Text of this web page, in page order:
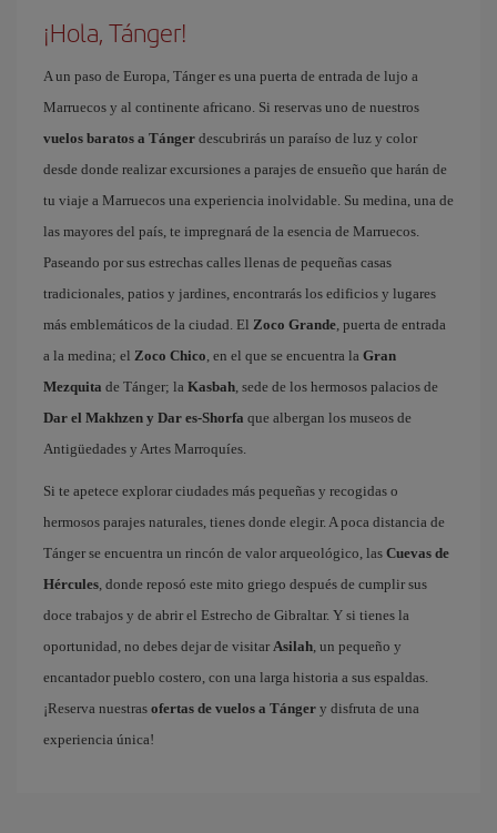
¡Hola, Tánger!
A un paso de Europa, Tánger es una puerta de entrada de lujo a
Marruecos y al continente africano. Si reservas uno de nuestros
vuelos baratos a Tánger descubrirás un paraíso de luz y color
desde donde realizar excursiones a parajes de ensueño que harán de
tu viaje a Marruecos una experiencia inolvidable. Su medina, una de
las mayores del país, te impregnará de la esencia de Marruecos.
Paseando por sus estrechas calles llenas de pequeñas casas
tradicionales, patios y jardines, encontrarás los edificios y lugares
más emblemáticos de la ciudad. El Zoco Grande, puerta de entrada
a la medina; el Zoco Chico, en el que se encuentra la Gran
Mezquita de Tánger; la Kasbah, sede de los hermosos palacios de
Dar el Makhzen y Dar es-Shorfa que albergan los museos de
Antigüedades y Artes Marroquíes.
Si te apetece explorar ciudades más pequeñas y recogidas o
hermosos parajes naturales, tienes donde elegir. A poca distancia de
Tánger se encuentra un rincón de valor arqueológico, las Cuevas de
Hércules, donde reposó este mito griego después de cumplir sus
doce trabajos y de abrir el Estrecho de Gibraltar. Y si tienes la
oportunidad, no debes dejar de visitar Asilah, un pequeño y
encantador pueblo costero, con una larga historia a sus espaldas.
¡Reserva nuestras ofertas de vuelos a Tánger y disfruta de una
experiencia única!